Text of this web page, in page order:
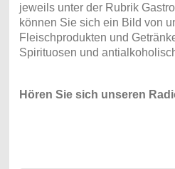
jeweils unter der Rubrik
können Sie sich ein Bild von
Fleischprodukten und
Spirituosen und
Hören Sie sich unseren